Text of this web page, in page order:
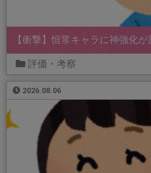
【衝撃】恒常キャラに神強化
評価・考察
2026.08.06